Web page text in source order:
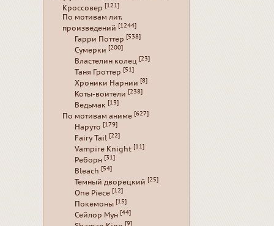
Кроссовер [121]
По мотивам лит.
произведений [1244]
Гарри Поттер [538]
Сумерки [200]
Властелин колец [23]
Таня Гроттер [51]
Хроники Нарнии [8]
Коты-воители [238]
Ведьмак [13]
По мотивам аниме [627]
Наруто [179]
Fairy Tail [22]
Vampire Knight [11]
Реборн [31]
Bleach [54]
Темный дворецкий [25]
One Piece [12]
Покемоны [15]
Сейлор Мун [44]
[9]